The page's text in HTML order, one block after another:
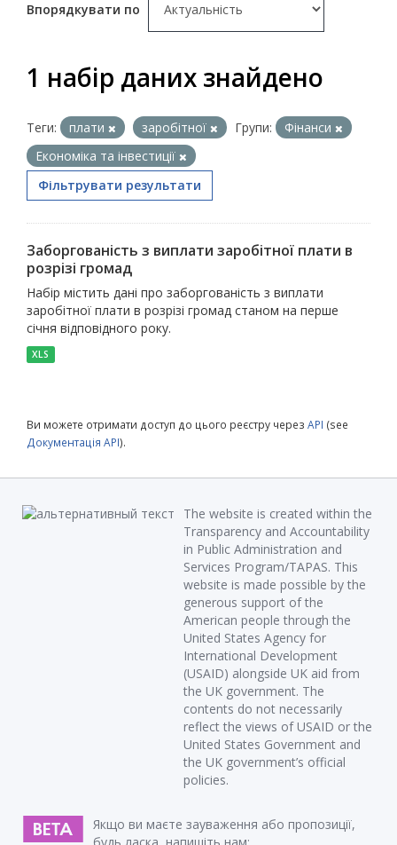
Впорядкувати по
1 набір даних знайдено
Теги: плати заробітної Групи:
Фінанси
Економіка та інвестиції
Фільтрувати результати
Заборгованість з виплати заробітної плати в
розрізі громад
Набір містить дані про заборгованість з виплати
заробітної плати в розрізі громад станом на перше
січня відповідного року.
XLS
Ви можете отримати доступ до цього реєстру через API (see
Документація API).
The website is created within the
Transparency and Accountability
in Public Administration and
Services Program/TAPAS. This
website is made possible by the
generous support of the
American people through the
United States Agency for
International Development
(USAID) alongside UK aid from
the UK government. The
contents do not necessarily
reflect the views of USAID or the
United States Government and
the UK government’s official
policies.
Якщо ви маєте зауваження або пропозиції,